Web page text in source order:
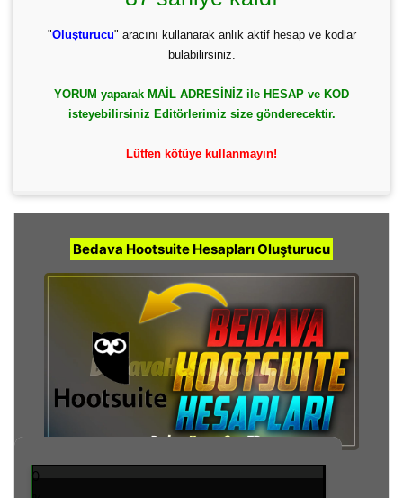
"Oluşturucu" aracını kullanarak anlık aktif hesap ve kodlar
bulabilirsiniz.
YORUM yaparak MAİL ADRESİNİZ ile HESAP ve KOD
isteyebilirsiniz Editörlerimiz size gönderecektir.
Lütfen kötüye kullanmayın!
Bedava Hootsuite Hesapları Oluşturucu
0